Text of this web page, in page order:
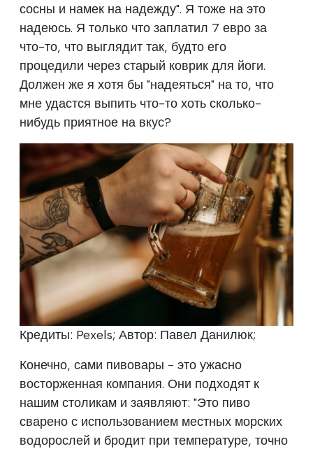
сосны и намек на надежду". Я тоже на это
надеюсь. Я только что заплатил 7 евро за
что-то, что выглядит так, будто его
процедили через старый коврик для йоги.
Должен же я хотя бы "надеяться" на то, что
мне удастся выпить что-то хоть сколько-
нибудь приятное на вкус?
Кредиты: Pexels; Автор: Павел Данилюк;
Конечно, сами пивовары - это ужасно
восторженная компания. Они подходят к
нашим столикам и заявляют: "Это пиво
сварено с использованием местных морских
водорослей и бродит при температуре, точно